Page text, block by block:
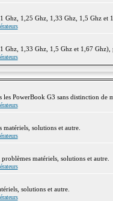
Ghz, 1,25 Ghz, 1,33 Ghz, 1,5 Ghz et
Ghz, 1,33 Ghz, 1,5 Ghz et 1,67 Ghz),
les PowerBook G3 sans distinction de
solutions et autre.
matériels, solutions et autre.
solutions et autre.